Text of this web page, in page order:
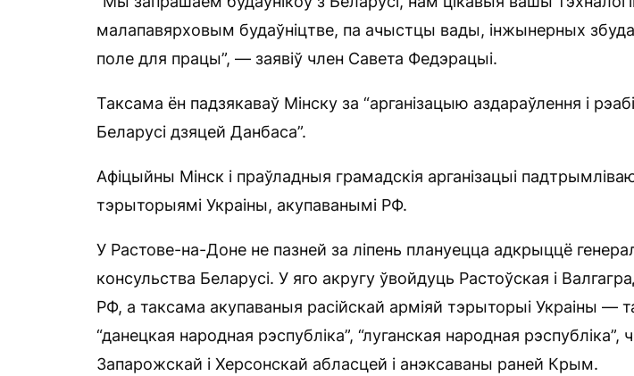
малапавярховым будаўніцтве, па ачыстцы вады, інжынерных
поле для працы”, — заявіў член Савета Федэрацыі.
Таксама ён падзякаваў Мінску за “арганізацыю аздараўлення і
Беларусі дзяцей Данбаса”.
Афіцыйны Мінск і праўладныя грамадскія арганізацыі
тэрыторыямі Украіны, акупаванымі РФ.
У Растове-на-Доне не пазней за ліпень плануецца адкрыццё
консульства Беларусі. У яго акругу ўвойдуць Растоўская і
РФ, а таксама акупаваныя расійскай арміяй тэрыторыі Украіны —
“данецкая народная рэспубліка”, “луганская народная рэспубліка”,
Запарожскай і Херсонскай абласцей і анэксаваны раней Крым.